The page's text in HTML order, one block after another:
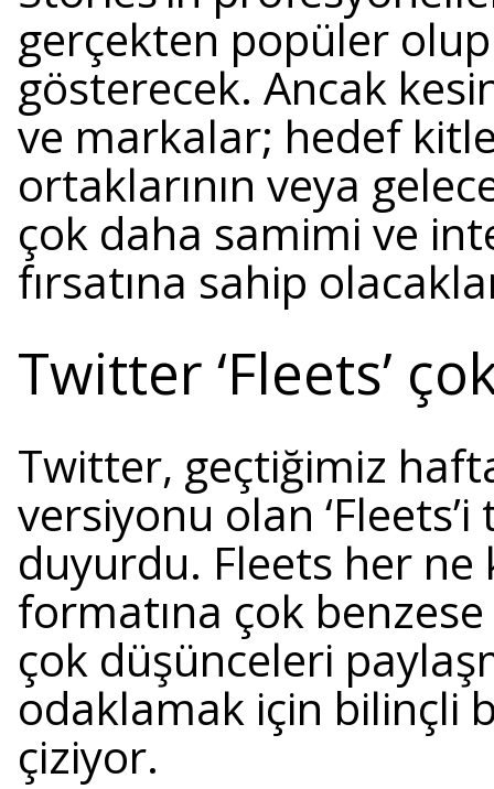
gerçekten popüler
gösterecek. Ancak
ve markalar; hedef
ortaklarının veya
çok daha samimi ve
fırsatına sahip
Twitter ‘Fleets’
Twitter, geçtiğimiz
versiyonu olan
duyurdu. Fleets her
formatına çok
çok düşünceleri
odaklamak için bilinçli
çiziyor.